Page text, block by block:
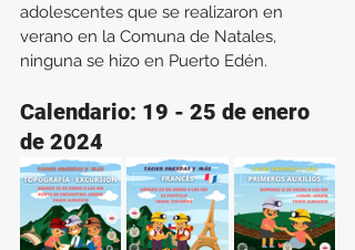
adolescentes que se realizaron en
verano en la Comuna de Natales,
ninguna se hizo en Puerto Edén.
Calendario: 19 - 25 de enero
de 2024